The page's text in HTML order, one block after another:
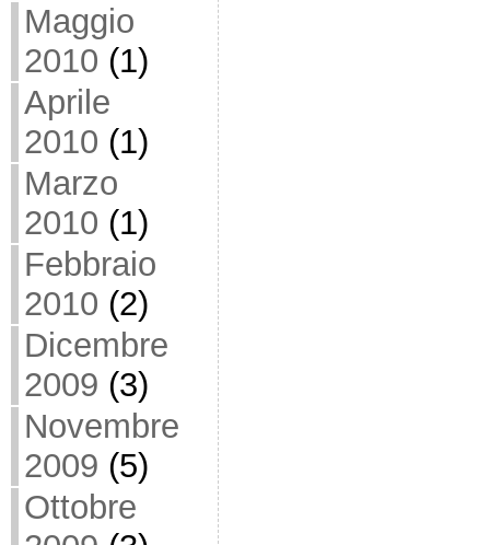
Maggio
2010 (1)
Aprile
2010 (1)
Marzo
2010 (1)
Febbraio
2010 (2)
Dicembre
2009 (3)
Novembre
2009 (5)
Ottobre